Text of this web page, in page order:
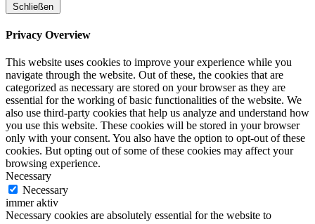
Schließen
Privacy Overview
This website uses cookies to improve your experience while you
navigate through the website. Out of these, the cookies that are
categorized as necessary are stored on your browser as they are
essential for the working of basic functionalities of the website. We
also use third-party cookies that help us analyze and understand how
you use this website. These cookies will be stored in your browser
only with your consent. You also have the option to opt-out of these
cookies. But opting out of some of these cookies may affect your
browsing experience.
Necessary
Necessary
immer aktiv
Necessary cookies are absolutely essential for the website to